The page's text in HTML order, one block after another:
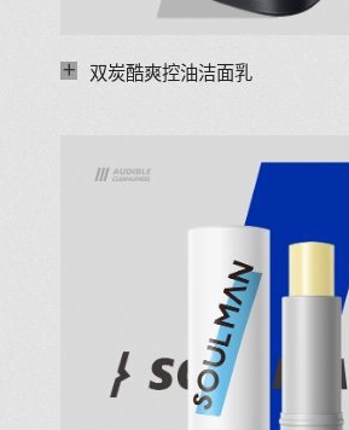
+ 双炭酷爽控油洁面乳